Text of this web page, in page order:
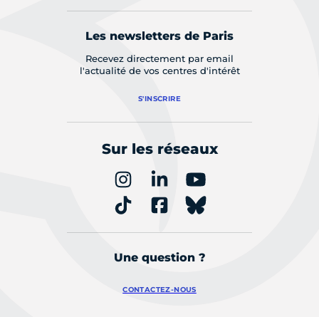
Les newsletters de Paris
Recevez directement par email
l'actualité de vos centres d'intérêt
S'INSCRIRE
Sur les réseaux
Une question ?
CONTACTEZ-NOUS